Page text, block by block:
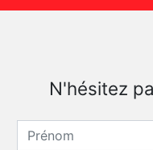
N'hésitez